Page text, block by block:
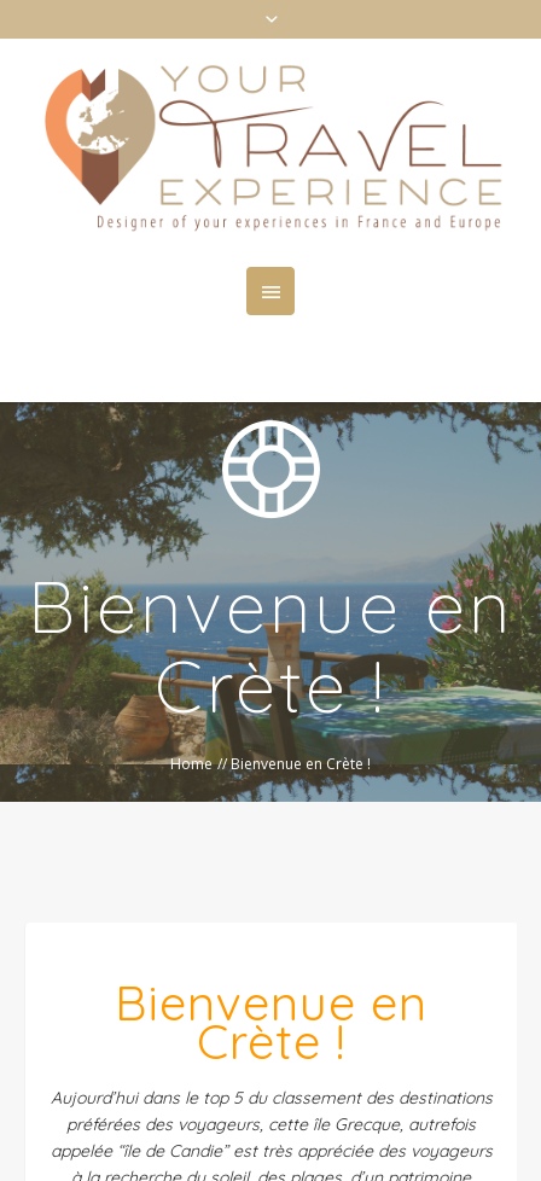
Bienvenue en
Crète !
Home //Bienvenue en Crète !
Bienvenue en
Crète !
Aujourd’hui dans le top 5 du classement des destinations
préférées des voyageurs, cette île Grecque, autrefois
appelée “île de Candie” est très appréciée des voyageurs